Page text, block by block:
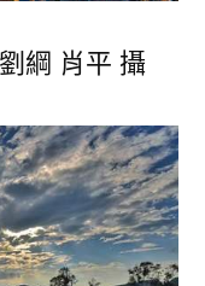
綱 肖平 攝